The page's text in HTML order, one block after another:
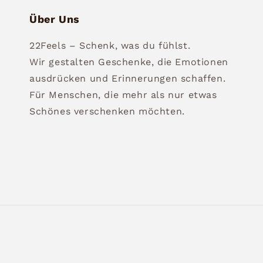
Über Uns
22Feels – Schenk, was du fühlst.
Wir gestalten Geschenke, die Emotionen
ausdrücken und Erinnerungen schaffen.
Für Menschen, die mehr als nur etwas
Schönes verschenken möchten.